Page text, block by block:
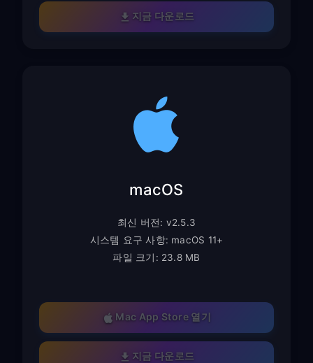
지금 다운로드
macOS
최신 버전: v2.5.3
시스템 요구 사항: macOS 11+
파일 크기: 23.8 MB
Mac App Store 열기
지금 다운로드